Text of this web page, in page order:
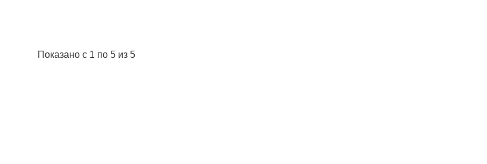
Показано с 1 по 5 из 5